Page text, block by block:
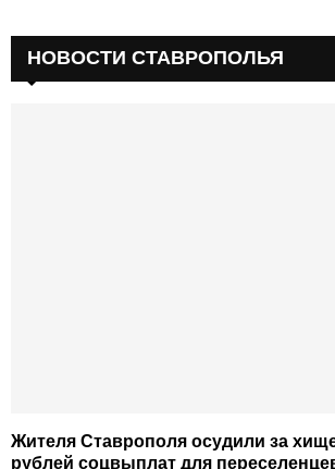
НОВОСТИ СТАВРОПОЛЬЯ
Жителя Ставрополя осудили за
рублей соцвыплат для